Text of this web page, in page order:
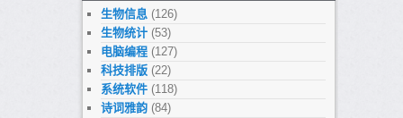
生物信息 (126)
生物统计(53)
电脑编程(127)
科技排版(22)
系统软件(118)
诗词雅韵(84)